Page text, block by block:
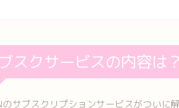
スクサービスの内容は？
のサブスクリプションサービスがついに